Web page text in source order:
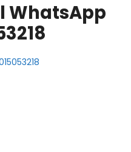
WhatsApp